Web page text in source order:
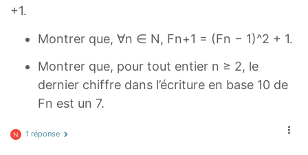
+1.
Montrer que, ∀n ∈ N, Fn+1 = (Fn − 1)^2 + 1.
Montrer que, pour tout entier n ≥ 2, le
dernier chiffre dans l’écriture en base 10 de
Fn est un 7.
N 1 réponse